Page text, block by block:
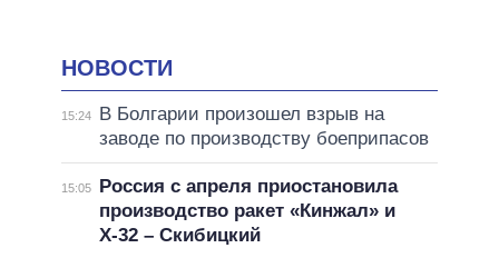
НОВОСТИ
15:24
В Болгарии произошел взрыв на
заводе по производству боеприпасов
15:05
Россия с апреля приостановила
производство ракет «Кинжал» и
Х-32 – Скибицкий